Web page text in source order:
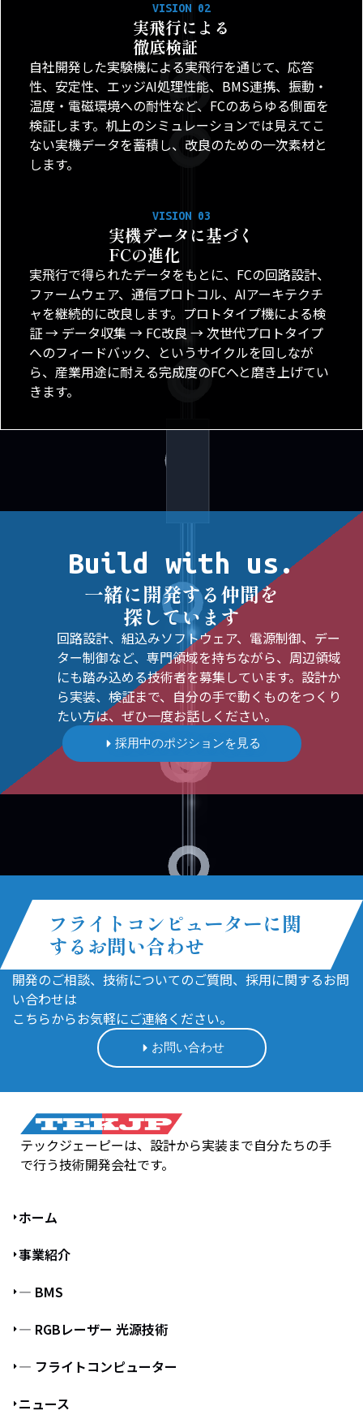
VISION 02
実飛行による
徹底検証
自社開発した実験機による実飛行を通じて、応答
性、安定性、エッジAI処理性能、BMS連携、振動・
温度・電磁環境への耐性など、FCのあらゆる側面を
検証します。机上のシミュレーションでは見えてこ
ない実機データを蓄積し、改良のための一次素材と
します。
VISION 03
実機データに基づく
FCの進化
実飛行で得られたデータをもとに、FCの回路設計、
ファームウェア、通信プロトコル、AIアーキテクチ
ャを継続的に改良します。プロトタイプ機による検
証 → データ収集 → FC改良 → 次世代プロトタイプ
へのフィードバック、というサイクルを回しなが
ら、産業用途に耐える完成度のFCへと磨き上げてい
きます。
Build with us.
一緒に開発する仲間を
探しています
回路設計、組込みソフトウェア、電源制御、デー
ター制御など、専門領域を持ちながら、周辺領域
にも踏み込める技術者を募集しています。設計か
ら実装、検証まで、自分の手で動くものをつくり
たい方は、ぜひ一度お話しください。
採用中のポジションを見る
フライトコンピューターに関
するお問い合わせ
開発のご相談、技術についてのご質問、採用に関するお問
い合わせは
こちらからお気軽にご連絡ください。
お問い合わせ
テックジェーピーは、設計から実装まで自分たちの手
で行う技術開発会社です。
ホーム
事業紹介
― BMS
― RGBレーザー 光源技術
― フライトコンピューター
ニュース